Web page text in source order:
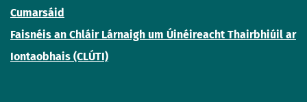
Cumarsáid
Faisnéis an Chláir Lárnaigh um Úinéireacht Thairbhiúil ar
Iontaobhais (CLÚTI)